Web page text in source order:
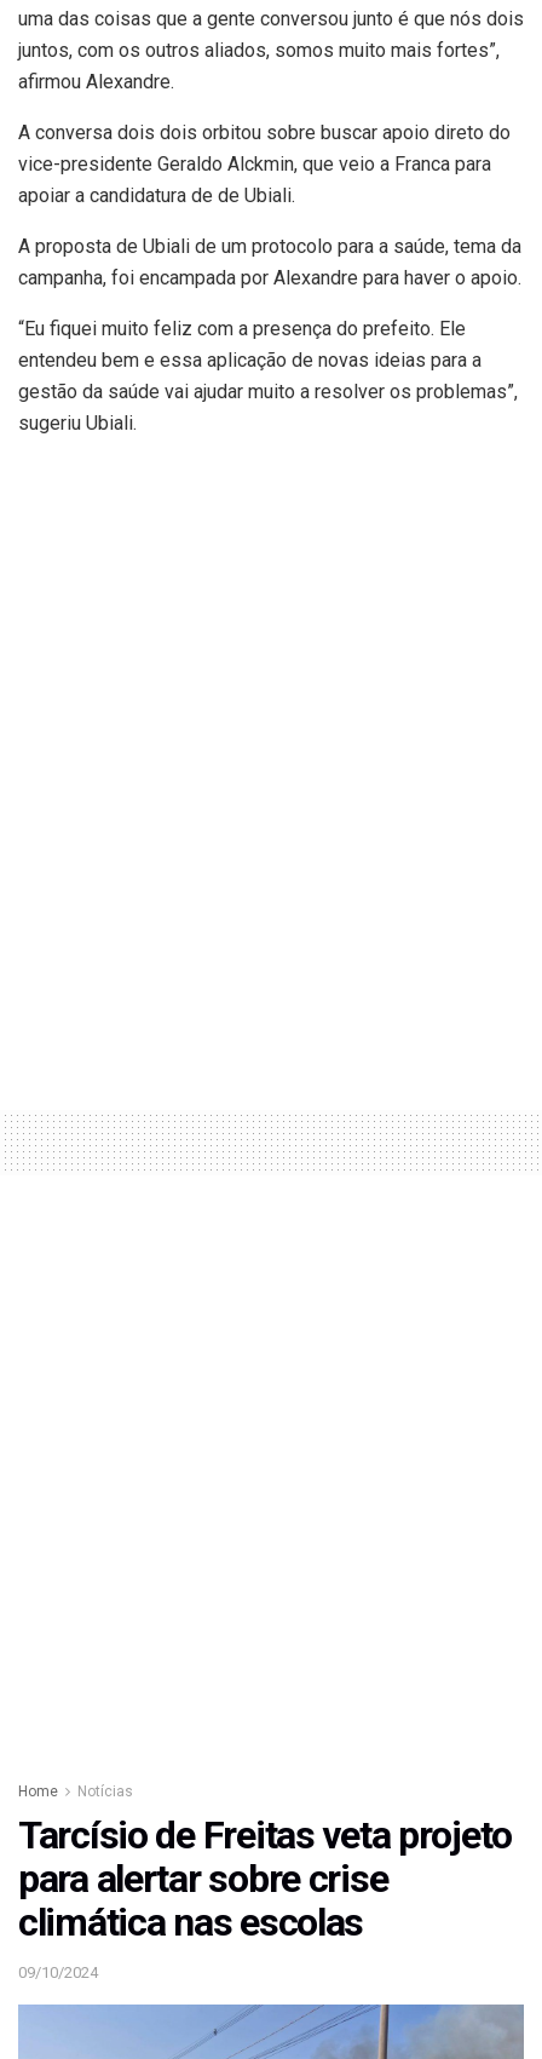
uma das coisas que a gente conversou junto é que nós dois
juntos, com os outros aliados, somos muito mais fortes”,
afirmou Alexandre.
A conversa dois dois orbitou sobre buscar apoio direto do
vice-presidente Geraldo Alckmin, que veio a Franca para
apoiar a candidatura de de Ubiali.
A proposta de Ubiali de um protocolo para a saúde, tema da
campanha, foi encampada por Alexandre para haver o apoio.
“Eu fiquei muito feliz com a presença do prefeito. Ele
entendeu bem e essa aplicação de novas ideias para a
gestão da saúde vai ajudar muito a resolver os problemas”,
sugeriu Ubiali.
Home Notícias
Tarcísio de Freitas veta projeto
para alertar sobre crise
climática nas escolas
09/10/2024